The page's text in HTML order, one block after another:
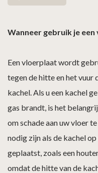
Wanneer gebruik je
Een vloerplaat wordt
tegen de hitte en het
kachel. Als u een kachel
gas brandt, is het
om schade aan uw vloer
nodig zijn als de kachel
geplaatst, zoals een
omdat de hitte van de